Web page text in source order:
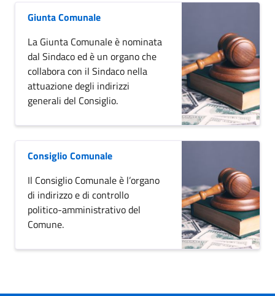
Giunta Comunale
La Giunta Comunale è nominata
dal Sindaco ed è un organo che
collabora con il Sindaco nella
attuazione degli indirizzi
generali del Consiglio.
Consiglio Comunale
Il Consiglio Comunale è l’organo
di indirizzo e di controllo
politico-amministrativo del
Comune.